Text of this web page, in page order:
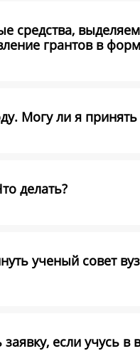
средства,
грантов в
Могу ли я
делать?
ученый совет
если учусь в